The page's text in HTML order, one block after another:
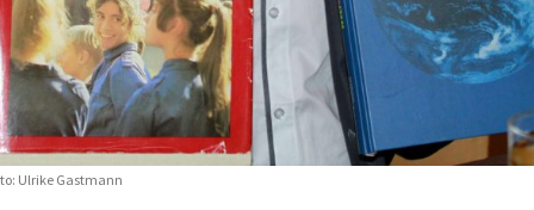
Ulrike Gastmann